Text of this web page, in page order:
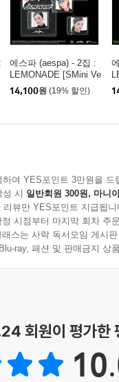
에스파 (aespa) - 2집 :
LEMONADE [SMini Ve
r.](스마트앨범) [4종 중
1종 랜덤발송]
14,100원 (19% 할인)
r.]
여 YES포인트 3만원을 드
시 일반회원 300원, 마니
뷰만 YES포인트 지급됩니
시점부터 마지막 회차 주
스는 사락 독서모임 게시
ray, 패션 및 판매금지 상
회원이 평가한